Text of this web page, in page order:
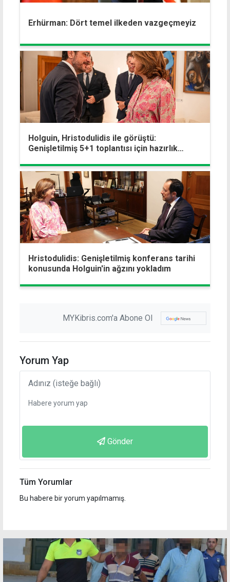
Erhürman: Dört temel ilkeden vazgeçmeyiz
Holguin, Hristodulidis ile görüştü:
Genişletilmiş 5+1 toplantısı için hazırlık
Hristodulidis: Genişletilmiş konferans tarihi
konusunda Holguin'in ağzını yokladım
MYKibris.com'a Abone Ol
Yorum Yap
Gönder
Tüm Yorumlar
Bu habere bir yorum yapılmamış.